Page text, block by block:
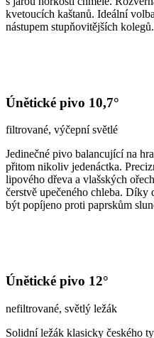
kvetoucích kaštanů. Ideální
nástupem stupňovitějších kolegů.
Únětické pivo 10,7°
filtrované, výčepní světlé
Jedinečné pivo balancující na
přitom nikoliv jedenáctka.
lipového dřeva a vlašských
čerstvě upečeného chleba. Díky
být popíjeno proti paprskům
Únětické pivo 12°
nefiltrované, světlý ležák
Solidní ležák klasicky českého